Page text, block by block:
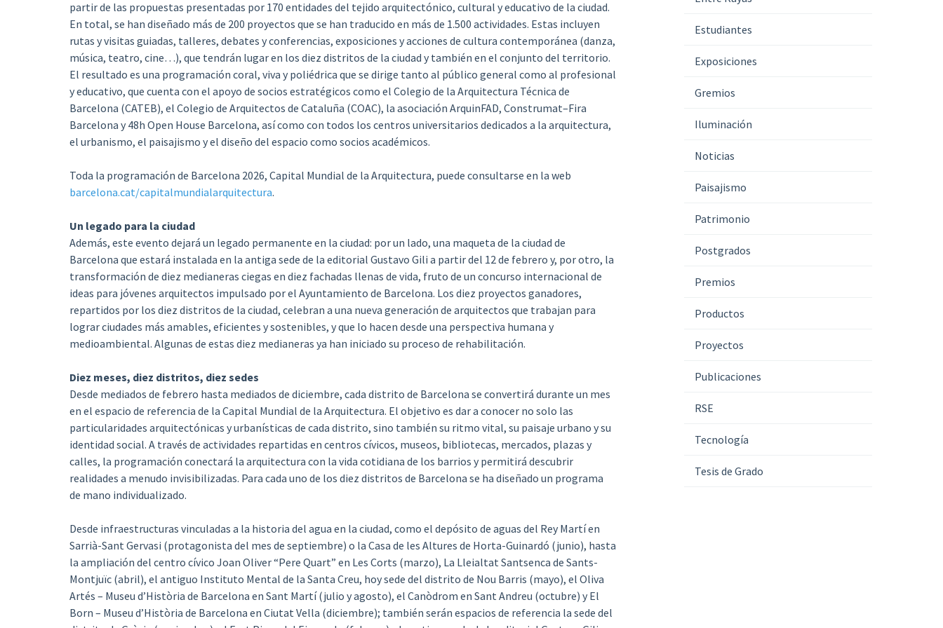
partir de las propuestas presentadas por 170 entidades del tejido arquitectónico, cultural y educativo de la ciudad.
En total, se han diseñado más de 200 proyectos que se han traducido en más de 1.500 actividades. Estas incluyen
rutas y visitas guiadas, talleres, debates y conferencias, exposiciones y acciones de cultura contemporánea (danza,
música, teatro, cine…), que tendrán lugar en los diez distritos de la ciudad y también en el conjunto del territorio.
El resultado es una programación coral, viva y poliédrica que se dirige tanto al público general como al profesional
y educativo, que cuenta con el apoyo de socios estratégicos como el Colegio de la Arquitectura Técnica de
Barcelona (CATEB), el Colegio de Arquitectos de Cataluña (COAC), la asociación ArquinFAD, Construmat–Fira
Barcelona y 48h Open House Barcelona, así como con todos los centros universitarios dedicados a la arquitectura,
el urbanismo, el paisajismo y el diseño del espacio como socios académicos.
Toda la programación de Barcelona 2026, Capital Mundial de la Arquitectura, puede consultarse en la web
barcelona.cat/capitalmundialarquitectura.
Un legado para la ciudad
Además, este evento dejará un legado permanente en la ciudad: por un lado, una maqueta de la ciudad de
Barcelona que estará instalada en la antiga sede de la editorial Gustavo Gili a partir del 12 de febrero y, por otro, la
transformación de diez medianeras ciegas en diez fachadas llenas de vida, fruto de un concurso internacional de
ideas para jóvenes arquitectos impulsado por el Ayuntamiento de Barcelona. Los diez proyectos ganadores,
repartidos por los diez distritos de la ciudad, celebran a una nueva generación de arquitectos que trabajan para
lograr ciudades más amables, eficientes y sostenibles, y que lo hacen desde una perspectiva humana y
medioambiental. Algunas de estas diez medianeras ya han iniciado su proceso de rehabilitación.
Diez meses, diez distritos, diez sedes
Desde mediados de febrero hasta mediados de diciembre, cada distrito de Barcelona se convertirá durante un mes
en el espacio de referencia de la Capital Mundial de la Arquitectura. El objetivo es dar a conocer no solo las
particularidades arquitectónicas y urbanísticas de cada distrito, sino también su ritmo vital, su paisaje urbano y su
identidad social. A través de actividades repartidas en centros cívicos, museos, bibliotecas, mercados, plazas y
calles, la programación conectará la arquitectura con la vida cotidiana de los barrios y permitirá descubrir
realidades a menudo invisibilizadas. Para cada uno de los diez distritos de Barcelona se ha diseñado un programa
de mano individualizado.
Desde infraestructuras vinculadas a la historia del agua en la ciudad, como el depósito de aguas del Rey Martí en
Sarrià-Sant Gervasi (protagonista del mes de septiembre) o la Casa de les Altures de Horta-Guinardó (junio), hasta
la ampliación del centro cívico Joan Oliver “Pere Quart” en Les Corts (marzo), La Lleialtat Santsenca de Sants-
Montjuïc (abril), el antiguo Instituto Mental de la Santa Creu, hoy sede del distrito de Nou Barris (mayo), el Oliva
Artés – Museu d’Història de Barcelona en Sant Martí (julio y agosto), el Canòdrom en Sant Andreu (octubre) y El
Born – Museu d’Història de Barcelona en Ciutat Vella (diciembre); también serán espacios de referencia la sede del
Estudiantes
Exposiciones
Gremios
Iluminación
Noticias
Paisajismo
Patrimonio
Postgrados
Premios
Productos
Proyectos
Publicaciones
RSE
Tecnología
Tesis de Grado